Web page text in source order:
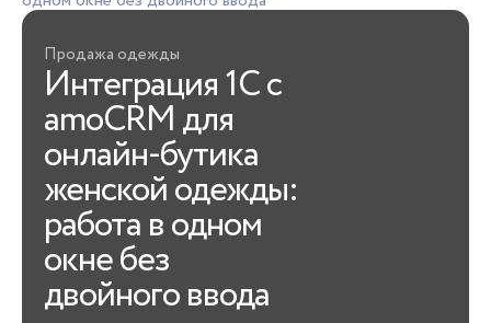
Продажа одежды
Интеграция 1С с
amoCRM для
онлайн-бутика
женской одежды:
работа в одном
окне без
двойного ввода